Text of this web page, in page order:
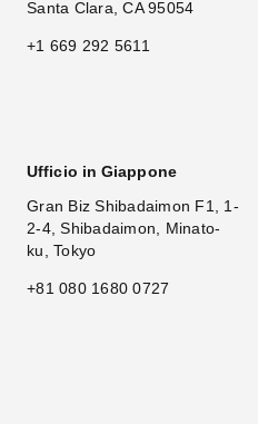
Santa Clara, CA 95054
+1 669 292 5611
Ufficio in Giappone
Gran Biz Shibadaimon F1, 1-
2-4, Shibadaimon, Minato-
ku, Tokyo
+81 080 1680 0727